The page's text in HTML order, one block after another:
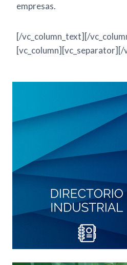
empresas.
[/vc_column_text][/
[vc_column][vc_separator][/